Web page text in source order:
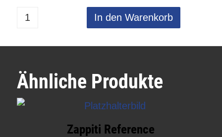
In den Warenkorb
Ähnliche Produkte
Zappiti Reference